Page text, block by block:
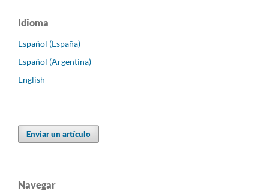
Idioma
Español (España)
Español (Argentina)
English
Enviar un artículo
Navegar